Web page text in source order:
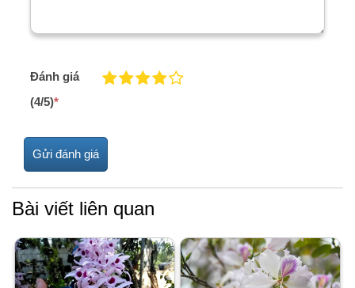
Đánh giá
(4/5)*
Bài viết liên quan